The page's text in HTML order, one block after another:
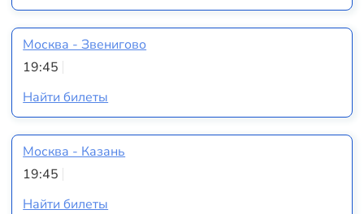
Москва - Звенигово
19:45
Найти билеты
Москва - Казань
19:45
Найти билеты